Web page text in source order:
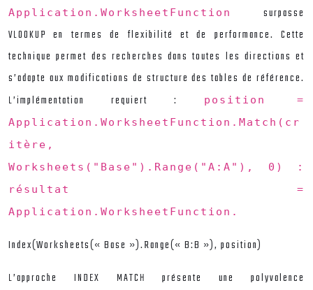
Application.WorksheetFunction surpasse
VLOOKUP en termes de flexibilité et de performance. Cette
technique permet des recherches dans toutes les directions et
s’adapte aux modifications de structure des tables de référence.
L’implémentation requiert :
position =
Application.WorksheetFunction.Match(cr
itère,
Worksheets("Base").Range("A:A"), 0) :
résultat =
Application.WorksheetFunction.
Index(Worksheets(« Base »).Range(« B:B »), position)
L’approche INDEX MATCH présente une polyvalence